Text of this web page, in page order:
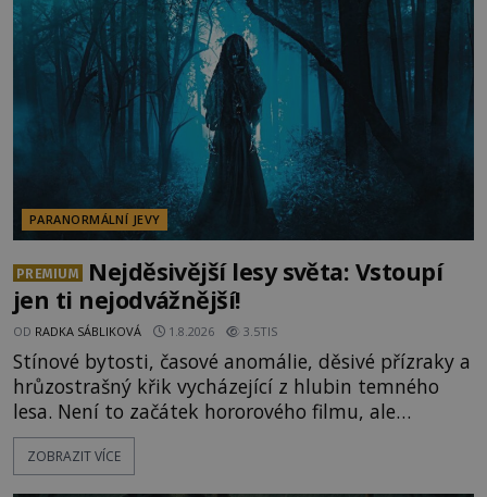
lokality vykazují nápadně podobná svědectví po
celé generace. A právě tato opakující se svědectví
PARANORMÁLNÍ JEVY
PREMIUM
Nejděsivější lesy světa: Vstoupí
jen ti nejodvážnější!
OD RADKA SÁBLIKOVÁ 1.8.2026 3.5TIS
Stínové bytosti, časové anomálie, děsivé přízraky a
hrůzostrašný křik vycházející z hlubin temného
lesa. Není to začátek hororového filmu, ale
události, které popisují návštěvníci lesů, které jsou
označovány jako nejděsivější na světě. Lidé bydlící
ZOBRAZIT VÍCE